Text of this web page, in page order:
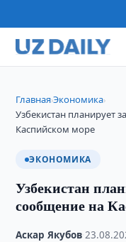
Главная›Экономика›
Узбекистан планирует
Каспийском море
ЭКОНОМИКА
Узбекистан
сообщение на
Аскар Якубов ·